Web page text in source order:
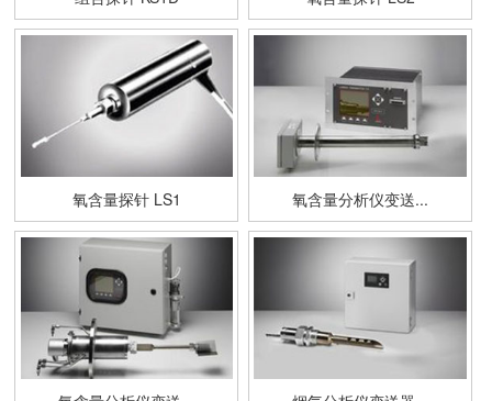
氧含量探针 LS1 氧含量分析仪变送...